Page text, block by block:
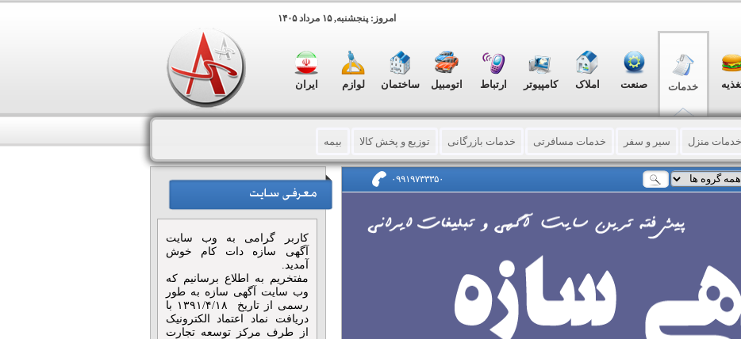
امروز: پنجشنبه, ۱۵ مرداد ۱۴۰۵
خدمات صنعت املاک کامپیوتر ارتباط اتومبیل ساختمان لوازم ایران
خدمات منزل سیر و سفر خدمات مسافرتی خدمات بازرگانی توزیع و پخش کالا بیمه
- دارالترجمه مشاوره حقوقی - فردی - سازمانی ماشینهای اداری آرایشی - بهداشتی مجالس و مراسم
باربری (حمل لوازم و اثاثه) خدمات ورزشی فرهنگی و هنری فضای سبز
- پرینت تابلو های تبلیغاتی
و بنر و کارت ویزیت حکاکی و برش لیزری خدمات نمایشگاهی هدایای تبلیغاتی
رتبه بندی شرکتها خدمات تفریحی دامپزشکی
۰۹۹۱۹۷۳۳۳۵۰
کاربر گرامی به وب سایت
آگهی سازه دات کام خوش
آمدید.
مفتخریم به اطلاع برسانیم که
وب سایت آگهی سازه به طور
رسمی از تاریخ ۱۳۹۱/۴/۱۸ با
دریافت نماد اعتماد الکترونیک
از طرف مرکز توسعه تجارت